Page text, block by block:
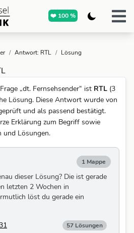
❤️ 100 %
/ Antwort: RTL / Lösung
„dt. Fernsehsender“ ist RTL (3
Lösung. Diese Antwort wurde von
und als passend bestätigt.
Erklärung zum Begriff sowie
und Lösungen.
1 Mappe
dieser Lösung? Die ist gerade
letzten 2 Wochen in
löst du gerade ein
57 Lösungen